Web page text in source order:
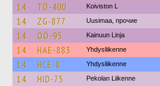
14 TÖ-400 Koiviston L
14 ZG-877 Uusimaa, прочие
14 OÖ-95 Kainuun Linja
14 HAE-883 Yhdysliikenne
14 HCE-8 Yhdysliikenne
14 HID-75 Pekolan Liikenne